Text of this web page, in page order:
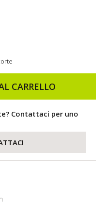
CARRELLO
Contattaci per uno